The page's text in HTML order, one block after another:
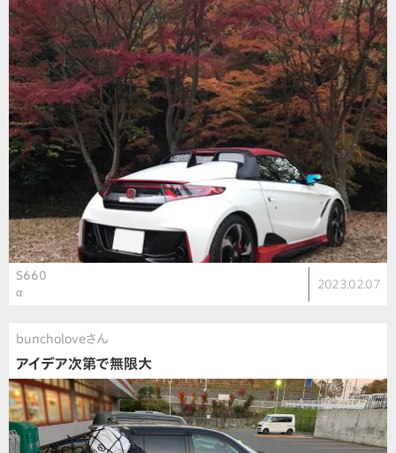
S660
α
2023.02.07
buncholoveさん
アイデア次第で無限大